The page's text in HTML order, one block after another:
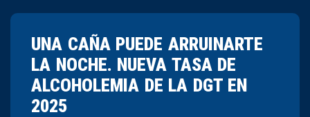
UNA CAÑA PUEDE ARRUINARTE
LA NOCHE. NUEVA TASA DE
ALCOHOLEMIA DE LA DGT EN
2025